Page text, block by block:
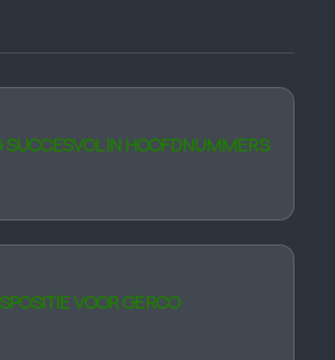
IN HOOFDNUMMERS
VOOR GERCO